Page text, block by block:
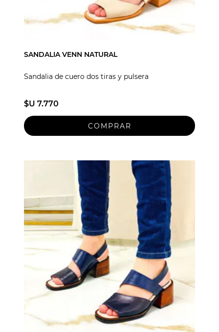
SANDALIA VENN NATURAL
Sandalia de cuero dos tiras y pulsera
$U 7.770